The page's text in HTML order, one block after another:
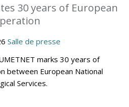
30 years of European
Salle de presse
marks 30 years of
between European National
Services.